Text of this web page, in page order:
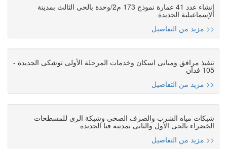
إنشاء عدد 41 عمارة نموذج 173 م2/وحدة بالحى الثالث بمدينة
الإسماعيلية الجديدة
مزيد من التفاصيل >>
تنفيذ مرافق ومبانى اسكان وخدمات المرحلة الأولى توشكى الجديدة -
105 فدان
مزيد من التفاصيل >>
شبكات مياه الشرب والصرف الصحى وشبكة الرى للمسطحات
الخضراء بالحى الأول والثانى بمدينة قنا الجديدة
مزيد من التفاصيل >>